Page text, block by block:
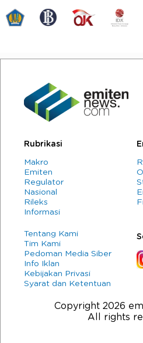
Rubrikasi
Makro
Emiten
Regulator
Nasional
Rileks
Informasi
Tentang Kami
Tim Kami
Pedoman Media Siber
Info Iklan
Kebijakan Privasi
Syarat dan Ketentuan
Copyright 2026
All rights